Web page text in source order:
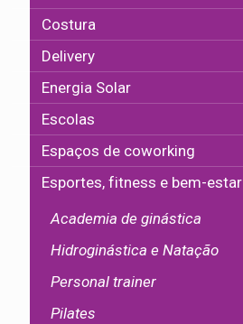
Costura
Delivery
Energia Solar
Escolas
Espaços de coworking
Esportes, fitness e bem-estar
Academia de ginástica
Hidroginástica e Natação
Personal trainer
Pilates